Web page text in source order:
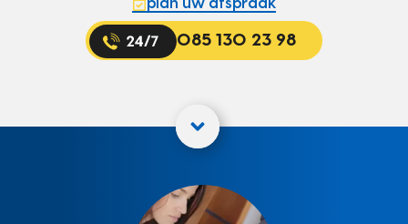
plan uw afspraak
085 130 23 98